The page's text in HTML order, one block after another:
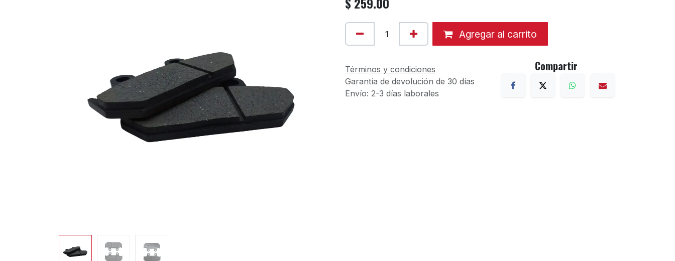
Agregar al carrito
Términos y condiciones
Garantía de devolución de 30 días
Envío: 2-3 días laborales
Compartir